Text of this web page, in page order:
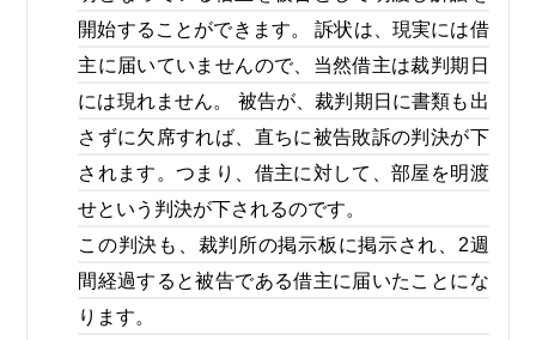
開始することができます。 訴状は、現実には借
主に届いていませんので、当然借主は裁判期日
には現れません。 被告が、裁判期日に書類も出
さずに欠席すれば、直ちに被告敗訴の判決が下
されます。つまり、借主に対して、部屋を明渡
せという判決が下されるのです。
この判決も、裁判所の掲示板に掲示され、2週
間経過すると被告である借主に届いたことにな
ります。